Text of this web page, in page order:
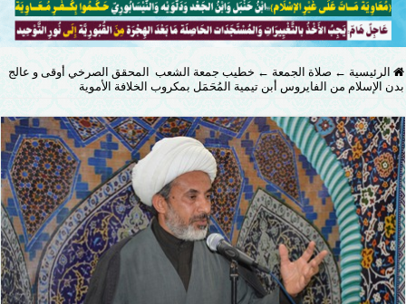
الرئيسية ← صلاة الجمعة ← خطيب جمعة الشعب المحقق الصرخي أوقى و عالج
بدن الإسلام من الفايروس أبن تيمية المُحَمَل بمكروب الخلافة الأموية